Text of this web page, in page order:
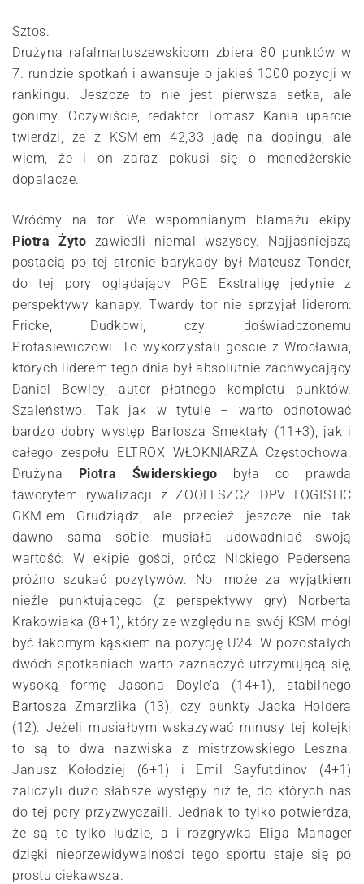
Sztos.
Drużyna rafalmartuszewskicom zbiera 80 punktów w
7. rundzie spotkań i awansuje o jakieś 1000 pozycji w
rankingu. Jeszcze to nie jest pierwsza setka, ale
gonimy. Oczywiście, redaktor Tomasz Kania uparcie
twierdzi, że z KSM-em 42,33 jadę na dopingu, ale
wiem, że i on zaraz pokusi się o menedżerskie
dopalacze.
Wróćmy na tor. We wspomnianym blamażu ekipy
Piotra Żyto zawiedli niemal wszyscy. Najjaśniejszą
postacią po tej stronie barykady był Mateusz Tonder,
do tej pory oglądający PGE Ekstraligę jedynie z
perspektywy kanapy. Twardy tor nie sprzyjał liderom:
Fricke, Dudkowi, czy doświadczonemu
Protasiewiczowi. To wykorzystali goście z Wrocławia,
których liderem tego dnia był absolutnie zachwycający
Daniel Bewley, autor płatnego kompletu punktów.
Szaleństwo. Tak jak w tytule – warto odnotować
bardzo dobry występ Bartosza Smektały (11+3), jak i
całego zespołu ELTROX WŁÓKNIARZA Częstochowa.
Drużyna
Piotra Świderskiego była co prawda
faworytem rywalizacji z ZOOLESZCZ DPV LOGISTIC
GKM-em Grudziądz, ale przecież jeszcze nie tak
dawno sama sobie musiała udowadniać swoją
wartość. W ekipie gości, prócz Nickiego Pedersena
próżno szukać pozytywów. No, może za wyjątkiem
nieźle punktującego (z perspektywy gry) Norberta
Krakowiaka (8+1), który ze względu na swój KSM mógł
być łakomym kąskiem na pozycję U24. W pozostałych
dwóch spotkaniach warto zaznaczyć utrzymującą się,
wysoką formę Jasona Doyle’a (14+1), stabilnego
Bartosza Zmarzlika (13), czy punkty Jacka Holdera
(12). Jeżeli musiałbym wskazywać minusy tej kolejki
to są to dwa nazwiska z mistrzowskiego Leszna.
Janusz Kołodziej (6+1) i Emil Sayfutdinov (4+1)
zaliczyli dużo słabsze występy niż te, do których nas
do tej pory przyzwyczaili. Jednak to tylko potwierdza,
że są to tylko ludzie, a i rozgrywka Eliga Manager
dzięki nieprzewidywalności tego sportu staje się po
prostu ciekawsza.